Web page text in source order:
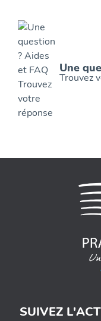
Une
Trouvez
SUIVEZ